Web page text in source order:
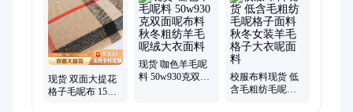
呢、粗花呢、编织呢、阿尔巴卡、Tr毛呢、仿毛面料
现货 双面大提花
格子毛呢布 15羊
现货 咖色羊毛呢
料 50w930克双面
校服布料现货 低
含毛粗纺毛呢格